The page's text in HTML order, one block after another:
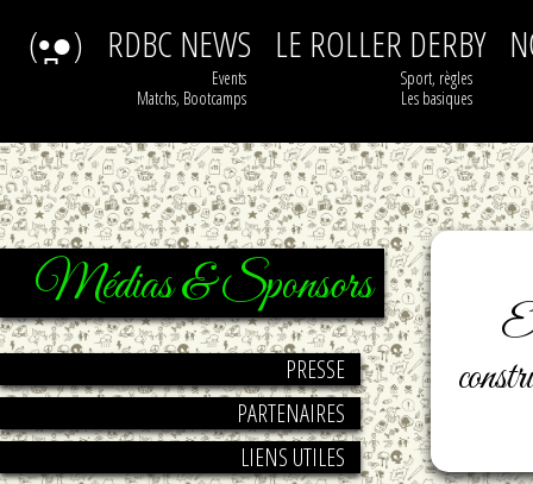
(•̪●) RDBC NEWS
Events
Matchs, Bootcamps
LE ROLLER DERBY
Sport, règles
Les basiques
Médias & Sponsors
PRESSE
PARTENAIRES
LIENS UTILES